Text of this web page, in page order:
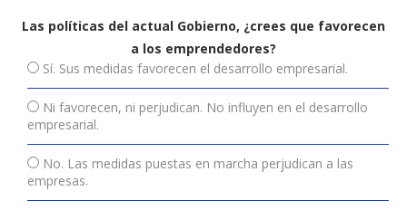
Las políticas del actual Gobierno, ¿crees que favorecen
a los emprendedores?
Sí. Sus medidas favorecen el desarrollo empresarial.
Ni favorecen, ni perjudican. No influyen en el desarrollo
empresarial.
No. Las medidas puestas en marcha perjudican a las
empresas.